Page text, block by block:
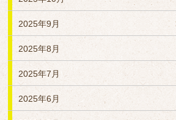
2025年9月
2025年8月
2025年7月
2025年6月